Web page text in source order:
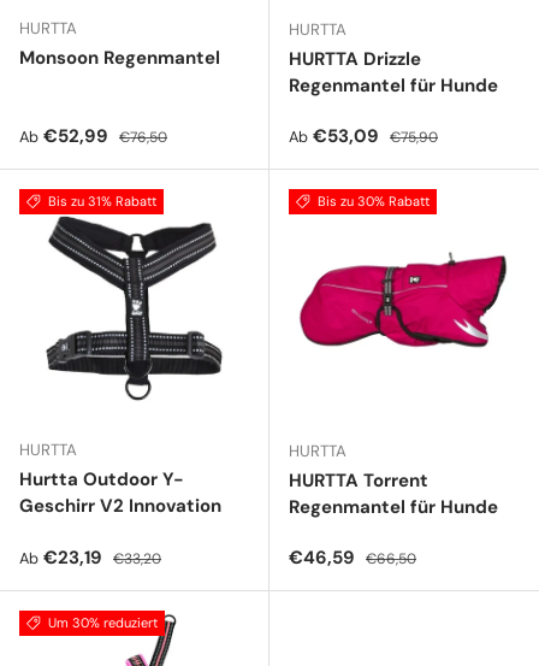
HURTTA
Monsoon Regenmantel
Verkaufspreis
Ab €52,99 Normaler Preis
€76,50
HURTTA
HURTTA Drizzle
Regenmantel für Hunde
Verkaufspreis
Ab €53,09 Normaler Preis
€75,90
Bis zu 31% Rabatt
HURTTA
Hurtta Outdoor Y-
Geschirr V2 Innovation
Verkaufspreis
Ab €23,19 Normaler Preis
€33,20
Bis zu 30% Rabatt
HURTTA
HURTTA Torrent
Regenmantel für Hunde
Verkaufspreis
€46,59 Normaler Preis
€66,50
Um 30% reduziert